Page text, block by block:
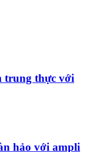
trung thực với
hảo với ampli